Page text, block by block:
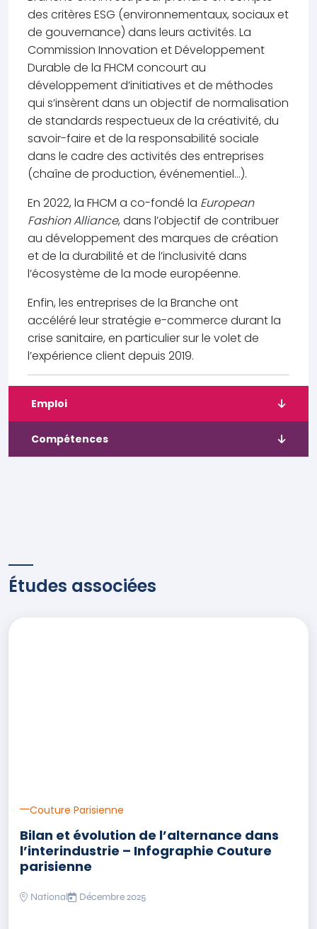
des critères ESG (environnementaux, sociaux et
de gouvernance) dans leurs activités. La
Commission Innovation et Développement
Durable de la FHCM concourt au
développement d’initiatives et de méthodes
qui s’insèrent dans un objectif de normalisation
de standards respectueux de la créativité, du
savoir-faire et de la responsabilité sociale
dans le cadre des activités des entreprises
(chaîne de production, événementiel…).
En 2022, la FHCM a co-fondé la European
Fashion Alliance, dans l’objectif de contribuer
au développement des marques de création
et de la durabilité et de l’inclusivité dans
l’écosystème de la mode européenne.
Enfin, les entreprises de la Branche ont
accéléré leur stratégie e-commerce durant la
crise sanitaire, en particulier sur le volet de
l’expérience client depuis 2019.
Emploi
Compétences
Études associées
Couture Parisienne
Bilan et évolution de l’alternance dans
l’interindustrie – Infographie Couture
parisienne
National Décembre 2025